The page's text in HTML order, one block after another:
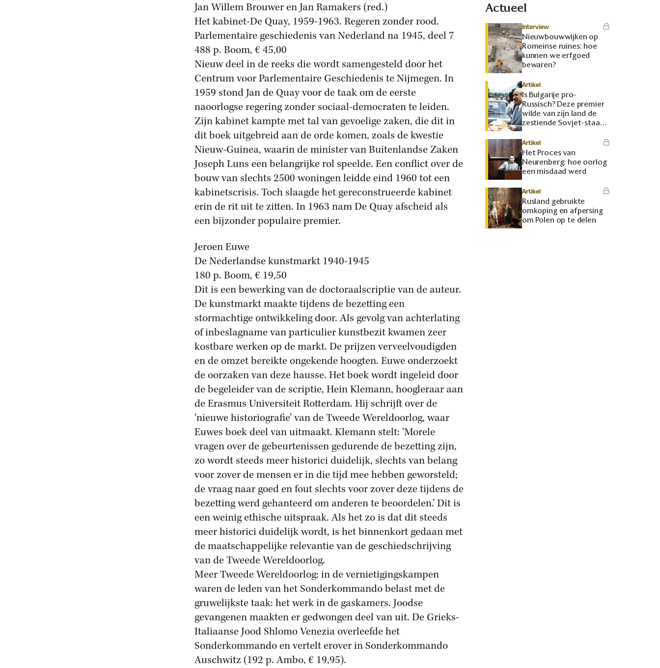
Jan Willem Brouwer en Jan Ramakers (red.)
Het kabinet-De Quay, 1959-1963. Regeren zonder rood.
Parlementaire geschiedenis van Nederland na 1945, deel 7
488 p. Boom, € 45,00
Nieuw deel in de reeks die wordt samengesteld door het
Centrum voor Parlementaire Geschiedenis te Nijmegen. In
1959 stond Jan de Quay voor de taak om de eerste
naoorlogse regering zonder sociaal-democraten te leiden.
Zijn kabinet kampte met tal van gevoelige zaken, die dit in
dit boek uitgebreid aan de orde komen, zoals de kwestie
Nieuw-Guinea, waarin de minister van Buitenlandse Zaken
Joseph Luns een belangrijke rol speelde. Een conflict over de
bouw van slechts 2500 woningen leidde eind 1960 tot een
kabinetscrisis. Toch slaagde het gereconstrueerde kabinet
erin de rit uit te zitten. In 1963 nam De Quay afscheid als
een bijzonder populaire premier.
Jeroen Euwe
De Nederlandse kunstmarkt 1940-1945
180 p. Boom, € 19,50
Dit is een bewerking van de doctoraalscriptie van de auteur.
De kunstmarkt maakte tijdens de bezetting een
stormachtige ontwikkeling door. Als gevolg van achterlating
of inbeslagname van particulier kunstbezit kwamen zeer
kostbare werken op de markt. De prijzen verveelvoudigden
en de omzet bereikte ongekende hoogten. Euwe onderzoekt
de oorzaken van deze hausse. Het boek wordt ingeleid door
de begeleider van de scriptie, Hein Klemann, hoogleraar aan
de Erasmus Universiteit Rotterdam. Hij schrijft over de
‘nieuwe historiografie’ van de Tweede Wereldoorlog, waar
Euwes boek deel van uitmaakt. Klemann stelt: ‘Morele
vragen over de gebeurtenissen gedurende de bezetting zijn,
zo wordt steeds meer historici duidelijk, slechts van belang
voor zover de mensen er in die tijd mee hebben geworsteld;
de vraag naar goed en fout slechts voor zover deze tijdens de
bezetting werd gehanteerd om anderen te beoordelen.’ Dit is
een weinig ethische uitspraak. Als het zo is dat dit steeds
meer historici duidelijk wordt, is het binnenkort gedaan met
de maatschappelijke relevantie van de geschiedschrijving
van de Tweede Wereldoorlog.
Meer Tweede Wereldoorlog: in de vernietigingskampen
waren de leden van het Sonderkommando belast met de
gruwelijkste taak: het werk in de gaskamers. Joodse
gevangenen maakten er gedwongen deel van uit. De Grieks-
Italiaanse Jood Shlomo Venezia overleefde het
Sonderkommando en vertelt erover in Sonderkommando
Auschwitz (192 p. Ambo, € 19,95).
Actueel
Interview
Nieuwbouwwijken op
Romeinse ruïnes: hoe
kunnen we erfgoed
bewaren?
Artikel
Is Bulgarije pro-
Russisch? Deze premier
wilde van zijn land de
zestiende Sovjet-staat
maken
Artikel
Het Proces van
Neurenberg: hoe oorlog
een misdaad werd
Artikel
Rusland gebruikte
omkoping en afpersing
om Polen op te delen